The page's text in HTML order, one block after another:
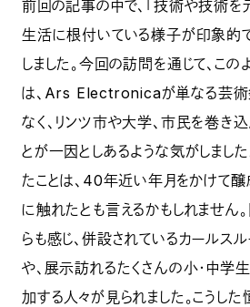
前回の記事の中で、「技術や技術
生活に根付いている様子が印象的で
しました。今回の訪問を通じて、こ
は、Ars Electronicaが単なる芸術
なく、リンツ市や大学、市民を巻き
とが一因としあるような気がしまし
たことは、40年近い年月をかけて
に触れたとも言えるかもしれません
らも感じ、併設されているカールス
や、展示訪れるたくさんの小・中学
加する人々が見られました。こうし